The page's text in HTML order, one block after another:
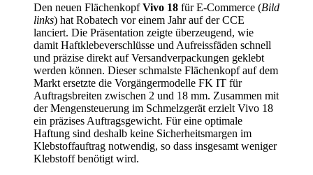
Den neuen FlächenkopfVivo 18 für E-Commerce (Bild
links) hat Robatech vor einem Jahr auf der CCE
lanciert. Die Präsentation zeigte überzeugend, wie
damit Haftklebeverschlüsse und Aufreissfäden schnell
und präzise direkt auf Versandverpackungen geklebt
werden können. Dieser schmalste Flächenkopf auf dem
Markt ersetzte die Vorgängermodelle FK IT für
Auftragsbreiten zwischen 2 und 18 mm. Zusammen mit
der Mengensteuerung im Schmelzgerät erzielt Vivo 18
ein präzises Auftragsgewicht. Für eine optimale
Haftung sind deshalb keine Sicherheitsmargen im
Klebstoffauftrag notwendig, so dass insgesamt weniger
Klebstoff benötigt wird.